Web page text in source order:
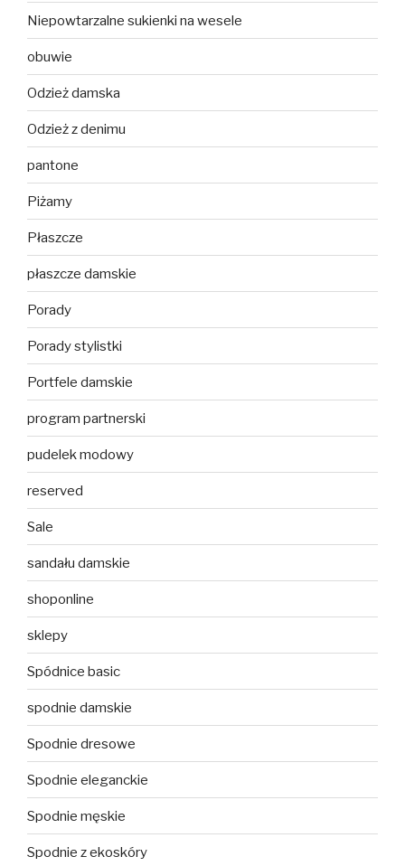
Niepowtarzalne sukienki na wesele
obuwie
Odzież damska
Odzież z denimu
pantone
Piżamy
Płaszcze
płaszcze damskie
Porady
Porady stylistki
Portfele damskie
program partnerski
pudelek modowy
reserved
Sale
sandału damskie
shoponline
sklepy
Spódnice basic
spodnie damskie
Spodnie dresowe
Spodnie eleganckie
Spodnie męskie
Spodnie z ekoskóry